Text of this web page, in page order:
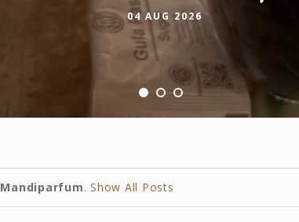
04 AUG 2026
Mandiparfum.Show All Posts